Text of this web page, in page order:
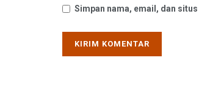
Simpan nama, email, dan